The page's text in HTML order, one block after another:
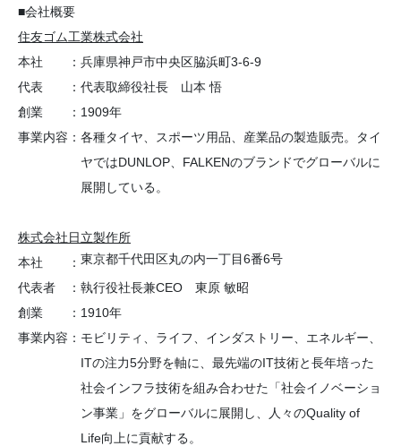
■会社概要
住友ゴム工業株式会社
本社
： 兵庫県神戸市中央区脇浜町3-6-9
代表
： 代表取締役社長 山本 悟
創業
： 1909年
事業内容 ： 各種タイヤ、スポーツ用品、産業品の製造販売。タイ
ヤではDUNLOP、FALKENのブランドでグローバルに
展開している。
株式会社日立製作所
本社
： 東京都千代田区丸の内一丁目6番6号
代表者
： 執行役社長兼CEO 東原 敏昭
創業
： 1910年
事業内容 ： モビリティ、ライフ、インダストリー、エネルギー、
ITの注力5分野を軸に、最先端のIT技術と長年培った
社会インフラ技術を組み合わせた「社会イノベーショ
ン事業」をグローバルに展開し、人々のQuality of
Life向上に貢献する。